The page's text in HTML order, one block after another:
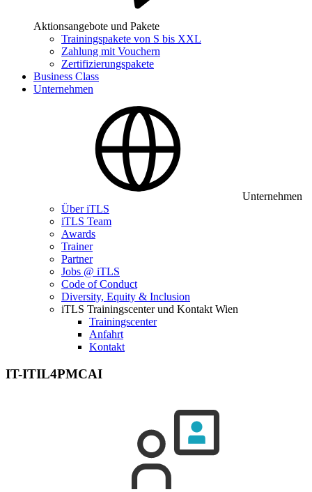
Aktionsangebote und Pakete
Trainingspakete von S bis XXL
Zahlung mit Vouchern
Zertifizierungspakete
Business Class
Unternehmen
Unternehmen
Über iTLS
iTLS Team
Awards
Trainer
Partner
Jobs @ iTLS
Code of Conduct
Diversity, Equity & Inclusion
iTLS Trainingscenter und Kontakt Wien
Trainingscenter
Anfahrt
Kontakt
IT-ITIL4PMCAI